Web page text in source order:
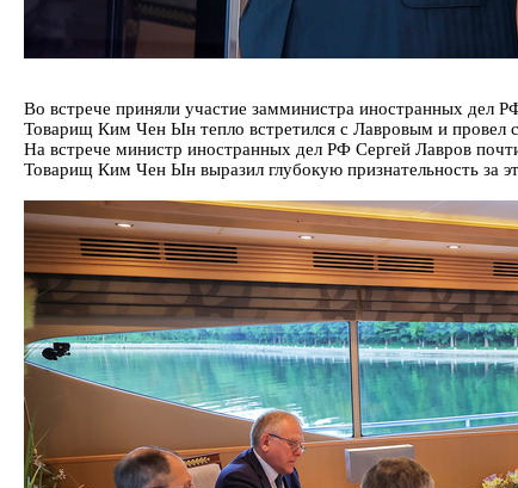
Во встрече приняли участие замминистра иностранных
Товарищ Ким Чен Ын тепло встретился с Лавровым и провел
На встрече министр иностранных дел РФ Сергей Лавров
Товарищ Ким Чен Ын выразил глубокую признательность за